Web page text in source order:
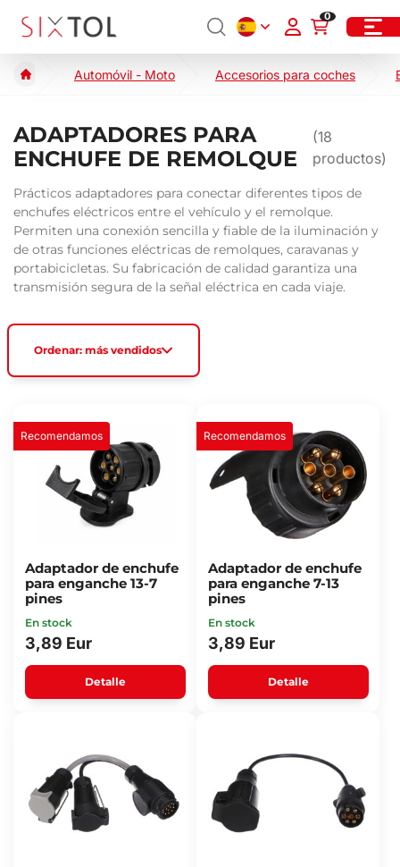
0
Automóvil - Moto Accesorios para coches
ADAPTADORES PARA
ENCHUFE DE REMOLQUE
(18
productos)
Prácticos adaptadores para conectar diferentes tipos de
enchufes eléctricos entre el vehículo y el remolque.
Permiten una conexión sencilla y fiable de la iluminación y
de otras funciones eléctricas de remolques, caravanas y
portabicicletas. Su fabricación de calidad garantiza una
transmisión segura de la señal eléctrica en cada viaje.
Ordenar: más vendidos
Recomendamos
Adaptador de enchufe
para enganche 13-7
pines
En stock
3,89 Eur
Detalle
Recomendamos
Adaptador de enchufe
para enganche 7-13
pines
En stock
3,89 Eur
Detalle